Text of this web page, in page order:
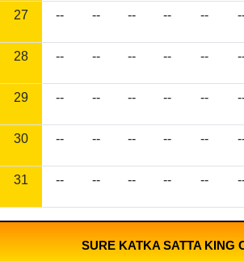
27 -- -- -- -- --
28 -- -- -- -- --
29 -- -- -- -- --
30 -- -- -- -- --
31 -- -- -- -- --
SURE KATKA SATTA KING